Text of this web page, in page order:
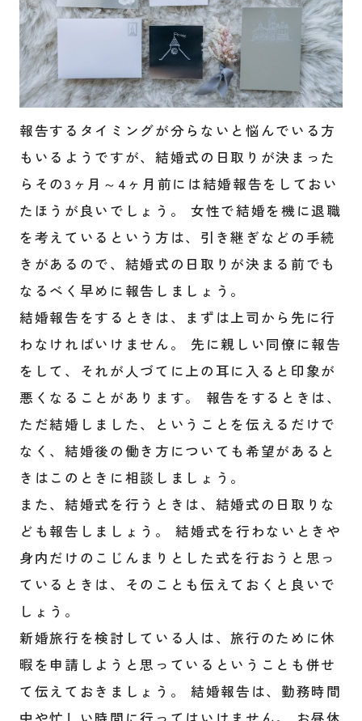
報告するタイミングが分らないと悩んでいる方
もいるようですが、結婚式の日取りが決まった
らその3ヶ月～4ヶ月前には結婚報告をしておい
たほうが良いでしょう。 女性で結婚を機に退職
を考えているという方は、引き継ぎなどの手続
きがあるので、結婚式の日取りが決まる前でも
なるべく早めに報告しましょう。
結婚報告をするときは、まずは上司から先に行
わなければいけません。 先に親しい同僚に報告
をして、それが人づてに上の耳に入ると印象が
悪くなることがあります。 報告をするときは、
ただ結婚しました、ということを伝えるだけで
なく、結婚後の働き方についても希望があると
きはこのときに相談しましょう。
また、結婚式を行うときは、結婚式の日取りな
ども報告しましょう。 結婚式を行わないときや
身内だけのこじんまりとした式を行おうと思っ
ているときは、そのことも伝えておくと良いで
しょう。
新婚旅行を検討している人は、旅行のために休
暇を申請しようと思っているということも併せ
て伝えておきましょう。 結婚報告は、勤務時間